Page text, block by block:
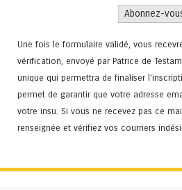
Une fois le formulaire validé, vous
vérification, envoyé par Patrice de
unique qui permettra de finaliser
permet de garantir que votre adresse
votre insu. Si vous ne recevez pas ce
renseignée et vérifiez vos courriers